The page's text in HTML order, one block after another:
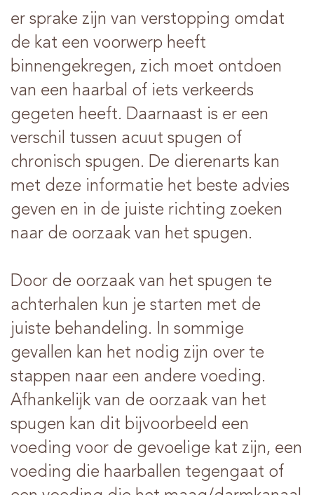
er sprake zijn van verstopping omdat
de kat een voorwerp heeft
binnengekregen, zich moet ontdoen
van een haarbal of iets verkeerds
gegeten heeft. Daarnaast is er een
verschil tussen acuut spugen of
chronisch spugen. De dierenarts kan
met deze informatie het beste advies
geven en in de juiste richting zoeken
naar de oorzaak van het spugen.
Door de oorzaak van het spugen te
achterhalen kun je starten met de
juiste behandeling. In sommige
gevallen kan het nodig zijn over te
stappen naar een andere voeding.
Afhankelijk van de oorzaak van het
spugen kan dit bijvoorbeeld een
voeding voor de gevoelige kat zijn, een
voeding die haarballen tegengaat of